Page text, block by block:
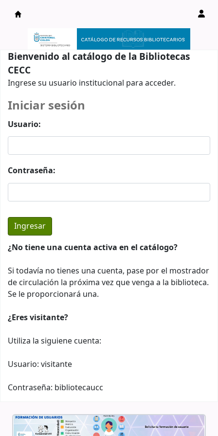
Catálogo en línea
Bienvenido al catálogo de la Bibliotecas
CECC
Ingrese su usuario institucional para acceder.
Iniciar sesión
Usuario:
Contraseña:
¿No tiene una cuenta activa en el catálogo?
Si todavía no tienes una cuenta, pase por el mostrador
de circulación la próxima vez que venga a la biblioteca.
Se le proporcionará una.
¿Eres visitante?
Utiliza la siguiene cuenta:
Usuario: visitante
Contraseña: bibliotecaucc